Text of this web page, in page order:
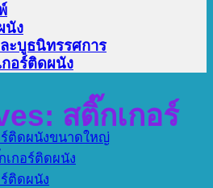
ร์ติดผนังขนาดใหญ่
กอร์ติดผนัง
ติดผนัง
นัง
ะบูธนิทรรศการ
อร์ติดผนัง
สติ๊กเกอร์